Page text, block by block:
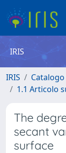
IRIS
IRIS Catalogo
1.1 Articolo
The
secant
surface